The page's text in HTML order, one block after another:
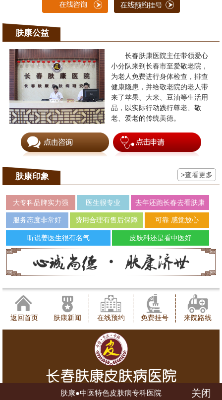
肤康公益
长春肤康医院主任带领爱心
小分队来到长春市至爱敬老院，
为老人免费进行身体检查，排查
健康隐患，并给敬老院的老人带
来了苹果、大米、豆油等生活用
品，以实际行动践行尊老、敬
老、爱老的传统美德。
肤康印象 >查看更多
大专科品牌实力强 医生很专业 去年还跑长春去看肤康
服务态度非常好 费用合理有售后保障 可靠 感觉放心
听说姜医生很有名气 皮肤科还是看中医好
返回首页 肤康新闻 在线预约 免费挂号 来院路线
肤康●中医特色皮肤病专科医院 关闭